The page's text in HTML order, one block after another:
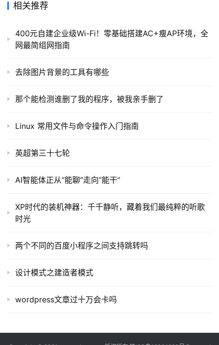
相关推荐
400元自建企业级Wi-Fi！零基础搭建AC+瘦AP环境，全
网最简组网指南
去除图片背景的工具有哪些
那个能检测谁删了我的程序，被我亲手删了
Linux 常用文件与命令操作入门指南
英超第三十七轮
AI智能体正从“能聊”走向“能干”
XP时代的装机神器：千千静听，藏着我们最纯粹的听歌
时光
两个不同的百度小程序之间支持跳转吗
设计模式之建造者模式
wordpress文章过十万会卡吗